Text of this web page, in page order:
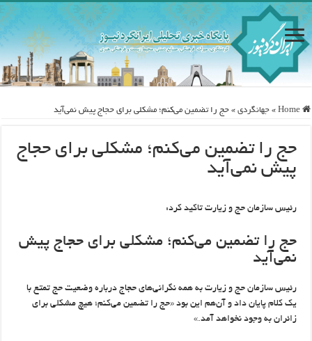
Home
» جهانگردی » حج را تضمین می‌کنم؛ مشکلی برای حجاج پیش نمی‌آید
حج را تضمین می‌کنم؛ مشکلی برای حجاج
پیش نمی‌آید
رئیس سازمان حج و زیارت تاکید کرد:
حج را تضمین می‌کنم؛ مشکلی برای حجاج پیش
نمی‌آید
رئیس سازمان حج و زیارت به همه نگرانی‌های حجاج درباره وضعیت حج تمتع با
یک کلام پایان داد و آن‌هم این بود «حج را تضمین می‌کنم؛ هیچ مشکلی برای
زائران به وجود نخواهد آمد.»